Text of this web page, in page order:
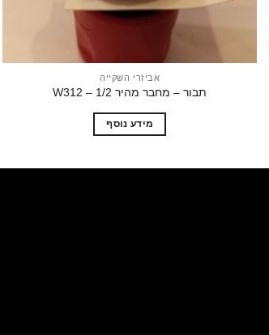
אביזרי השקייה
תבור – מחבר מהיר 1/2 – W312
מידע נוסף